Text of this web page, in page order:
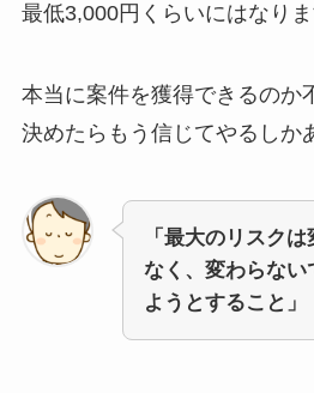
最低3,000円くらいにはなりま
本当に案件を獲得できるのか
決めたらもう信じてやるしか
「最大のリスク
なく、変わらない
ようとすること」